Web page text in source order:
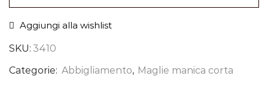
Aggiungi alla wishlist
SKU: 3410
Categorie: Abbigliamento, Maglie manica corta